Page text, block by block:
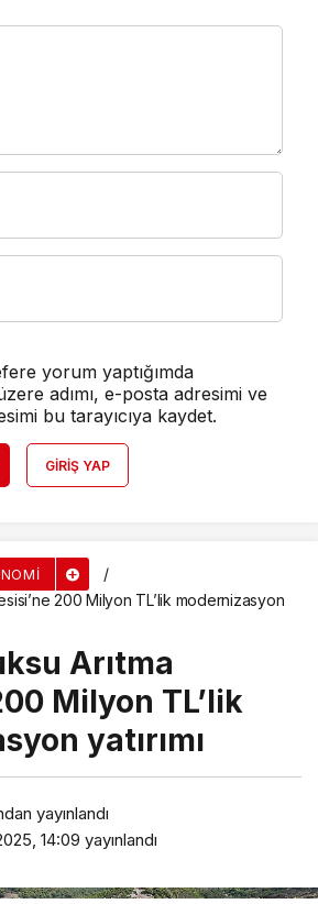
yorum yaptığımda
adımı, e-posta adresimi ve
bu tarayıcıya kaydet.
GIRIŞ YAP
200 Milyon TL’lik modernizasyon
Arıtma
Milyon TL’lik
yatırımı
yayınlandı
14:09 yayınlandı